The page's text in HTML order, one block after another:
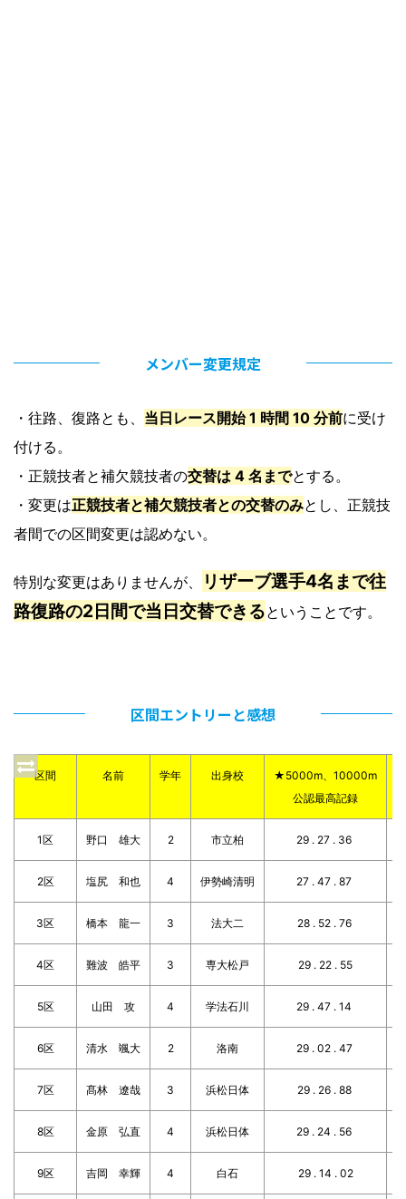
メンバー変更規定
・往路、復路とも、 当日レース開始 1 時間 10 分前に受け
付ける。
・正競技者と補欠競技者の交替は 4 名までとする。
・変更は正競技者と補欠競技者との交替のみとし、正競技
者間での区間変更は認めない。
特別な変更はありませんが、
リザーブ選手4名まで往
路復路の2日間で当日交替できるということです。
区間エントリーと感想
区間 名前 学年 出身校
★5000m、10000m
公認最高記録
1区 野口 雄大 2 市立柏 29 . 27 . 36
2区 塩尻 和也 4 伊勢崎清明 27 . 47 . 87
3区 橋本 龍一 3 法大二 28 . 52 . 76
4区 難波 皓平 3 専大松戸 29 . 22 . 55
5区 山田 攻 4 学法石川 29 . 47 . 14
6区 清水 颯大 2 洛南 29 . 02 . 47
7区 髙林 遼哉 3 浜松日体 29 . 26 . 88
8区 金原 弘直 4 浜松日体 29 . 24 . 56
9区 吉岡 幸輝 4 白石 29 . 14 . 02